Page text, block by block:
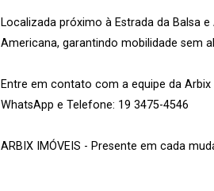
Localizada próximo à Estrada da Balsa
Americana, garantindo mobilidade sem
Entre em contato com a equipe da Arbix
WhatsApp e Telefone: 19 3475-4546
ARBIX IMÓVEIS - Presente em cada